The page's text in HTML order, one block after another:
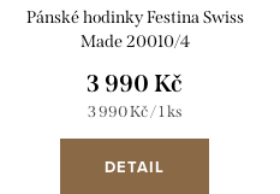
Pánské hodinky Festina Swiss
Made 20010/4
3 990 Kč
Měrná
cena:
3 990 Kč / 1 ks
DETAIL